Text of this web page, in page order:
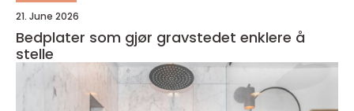
21. June 2026
Bedplater som gjør gravstedet enklere å
stelle